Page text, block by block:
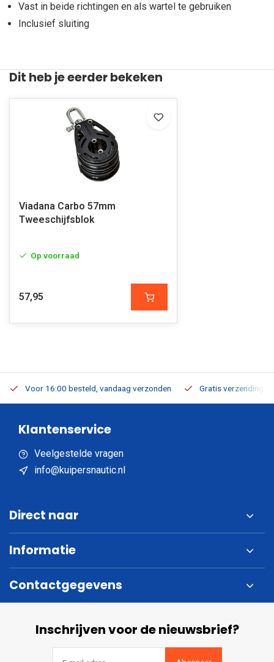
Vast in beide richtingen en als wartel te gebruiken
Inclusief sluiting
Dit heb je eerder bekeken
Viadana Carbo 57mm
Tweeschijfsblok
Op voorraad
57,95
Voor 16:00 besteld, vandaag verzonden Gratis verzending
Klantenservice
Veelgestelde vragen
info@kuipersnautic.nl
Direct naar
Informatie
Contactgegevens
Inschrijven voor de nieuwsbrief?